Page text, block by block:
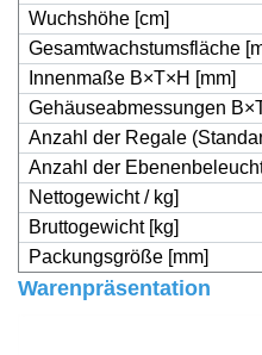
Wuchshöhe [cm]
Gesamtwachstumsfläche
Innenmaße B×T×H [mm]
Gehäuseabmessungen
Anzahl der Regale
Anzahl der
Nettogewicht / kg]
Bruttogewicht [kg]
Packungsgröße [mm]
Warenpräsentation